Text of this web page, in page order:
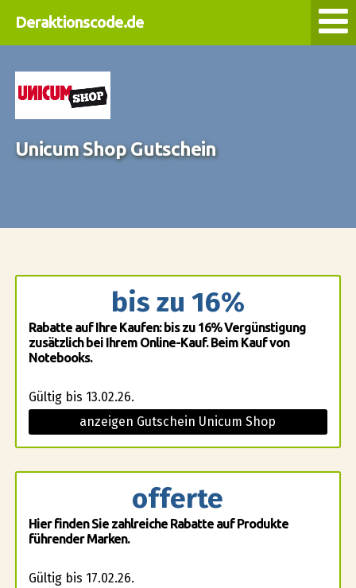
Deraktionscode.de
Unicum Shop Gutschein
bis zu 16%
Rabatte auf Ihre Kaufen: bis zu 16% Vergünstigung
zusätzlich bei Ihrem Online-Kauf. Beim Kauf von
Notebooks.
Gültig bis 13.02.26.
anzeigen Gutschein Unicum Shop
offerte
Hier finden Sie zahlreiche Rabatte auf Produkte
führender Marken.
Gültig bis 17.02.26.